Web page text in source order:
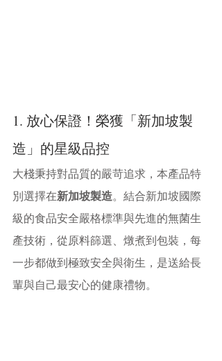
1. 放心保證！榮獲「新加坡製
造」的星級品控
大棧秉持對品質的嚴苛追求，本產品特
別選擇在新加坡製造。結合新加坡國際
級的食品安全嚴格標準與先進的無菌生
產技術，從原料篩選、燉煮到包裝，每
一步都做到極致安全與衛生，是送給長
輩與自己最安心的健康禮物。